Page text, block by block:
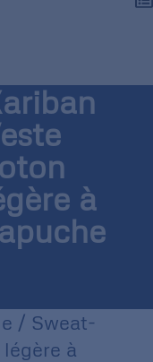
à
/ Sweat-
à